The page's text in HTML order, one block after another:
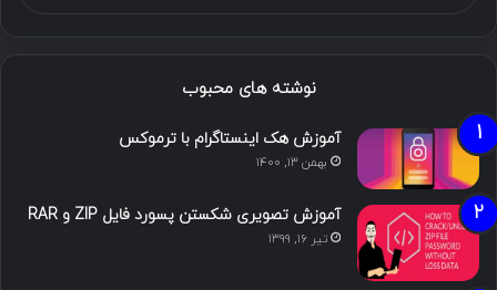
نوشته های محبوب
آموزش هک اینستاگرام با ترموکس
بهمن ۱۳, ۱۴۰۰
آموزش تصویری شکستن پسورد فایل ZIP و RAR
تیر ۱۶, ۱۳۹۹